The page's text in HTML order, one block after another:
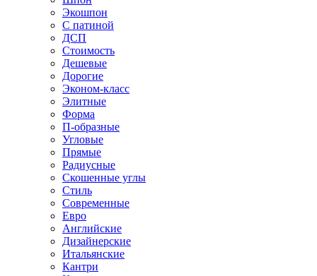
Экошпон
С патиной
ДСП
Стоимость
Дешевые
Дорогие
Эконом-класс
Элитные
Форма
П-образные
Угловые
Прямые
Радиусные
Скошенные углы
Стиль
Современные
Евро
Английские
Дизайнерские
Итальянские
Кантри